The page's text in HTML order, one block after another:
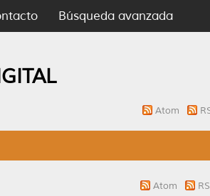
Búsqueda avanzada
Atom
Atom